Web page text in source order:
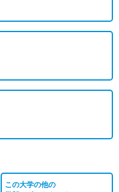
この大学の他の